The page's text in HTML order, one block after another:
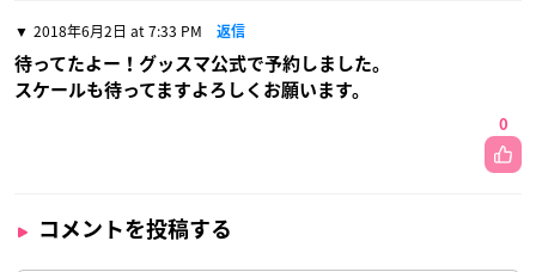
2018年6月2日 at 7:33 PM 返信
待ってたよー！グッスマ公式で予約しました。
スケールも待ってますよろしくお願います。
0
コメントを投稿する